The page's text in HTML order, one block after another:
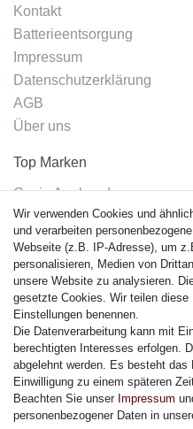
Kontakt
Batterieentsorgung
Impressum
Datenschutzerklärung
AGB
Über uns
Top Marken
Casio Armband
Festina Armband
Citizen Armband
M. Lacroix Armband
J. Lemans Armband
Uhrenarmbänder - Alle
Sicherheit
Wir verwenden Cookies und
und verarbeiten
Webseite (z.B. IP-Adresse), um
personalisieren, Medien von
unsere Website zu analysieren.
gesetzte Cookies. Wir teilen
Einstellungen benennen.
Die Datenverarbeitung kann mit
berechtigten Interesses erfolgen.
abgelehnt werden. Es besteht
Einwilligung zu einem späteren
Beachten Sie unser Impressum
personenbezogener Daten in